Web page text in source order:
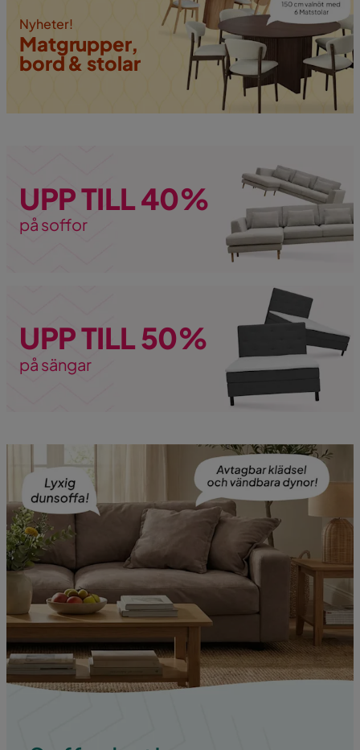
Nyheter!
Matgrupper,
bord & stolar
UPP TILL 40%
på soffor
UPP TILL 50%
på sängar